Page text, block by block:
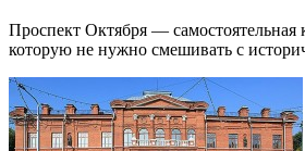
Проспект Октября — самостоятельная
которую не нужно смешивать с